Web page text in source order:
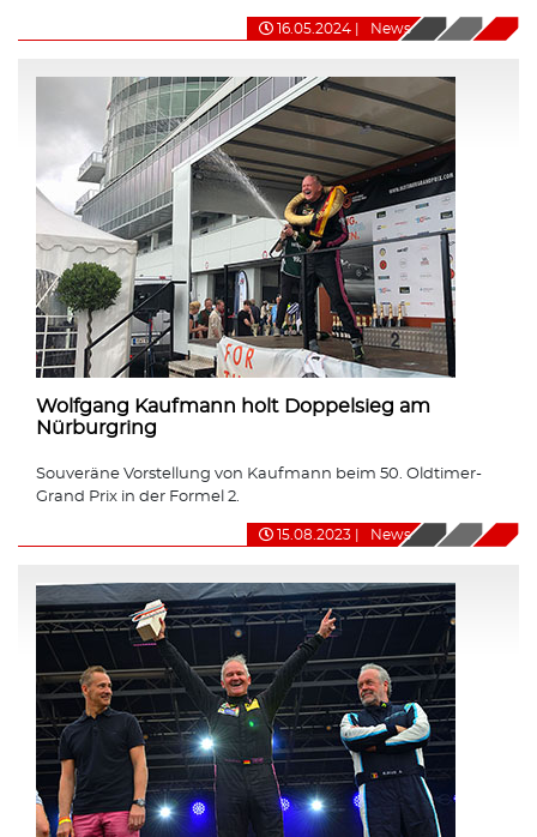
16.05.2024 News
Wolfgang Kaufmann holt Doppelsieg am
Nürburgring
Souveräne Vorstellung von Kaufmann beim 50. Oldtimer-
Grand Prix in der Formel 2.
15.08.2023 News